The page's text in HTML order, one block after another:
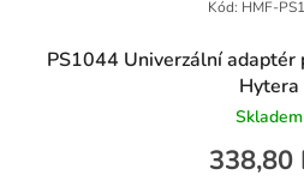
PS1044 Univerzální adaptér
Hytera
Skladem
338,80
Kód: HMF-